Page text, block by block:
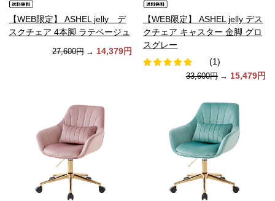
【WEB限定】 ASHEL jelly デ
スクチェア 4本脚 ラテベージュ
27,600円 → 14,379円
【WEB限定】 ASHEL jelly デス
クチェア キャスター 金脚 グロ
スグレー
(1)
33,600円 → 15,479円